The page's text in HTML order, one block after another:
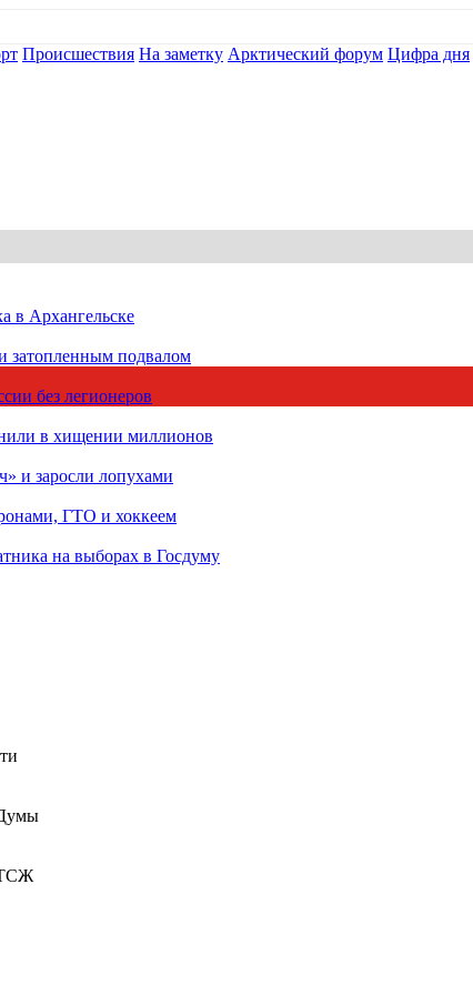
Происшествия На заметку Арктический форум Цифра дня
в Архангельске
затопленным подвалом
без легионеров
в хищении миллионов
и заросли лопухами
ГТО и хоккеем
на выборах в Госдуму
ТСЖ